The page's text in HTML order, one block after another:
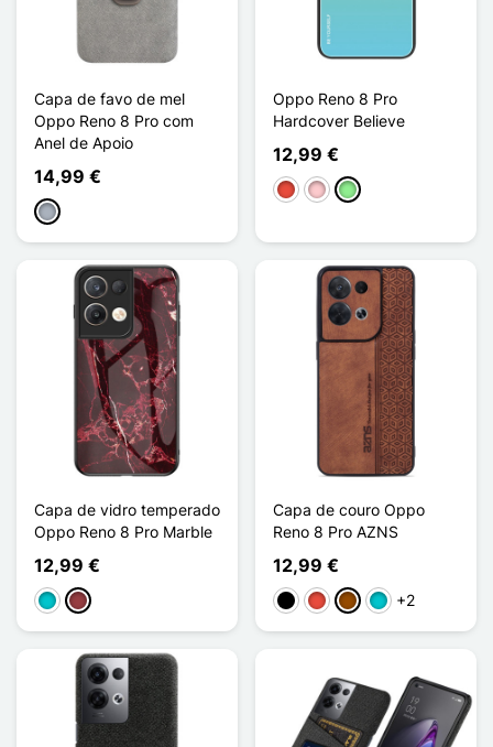
Capa de favo de mel
Oppo Reno 8 Pro com
Anel de Apoio
14,99 €
Cinzento
Oppo Reno 8 Pro
Hardcover Believe
12,99 €
Vermelho
RosaVerde claro
Capa de vidro temperado
Oppo Reno 8 Pro Marble
12,99 €
TurquesaVermelho escuro
Capa de couro Oppo
Reno 8 Pro AZNS
12,99 €
PretoVermelho
Castanho
Turquesa
+2